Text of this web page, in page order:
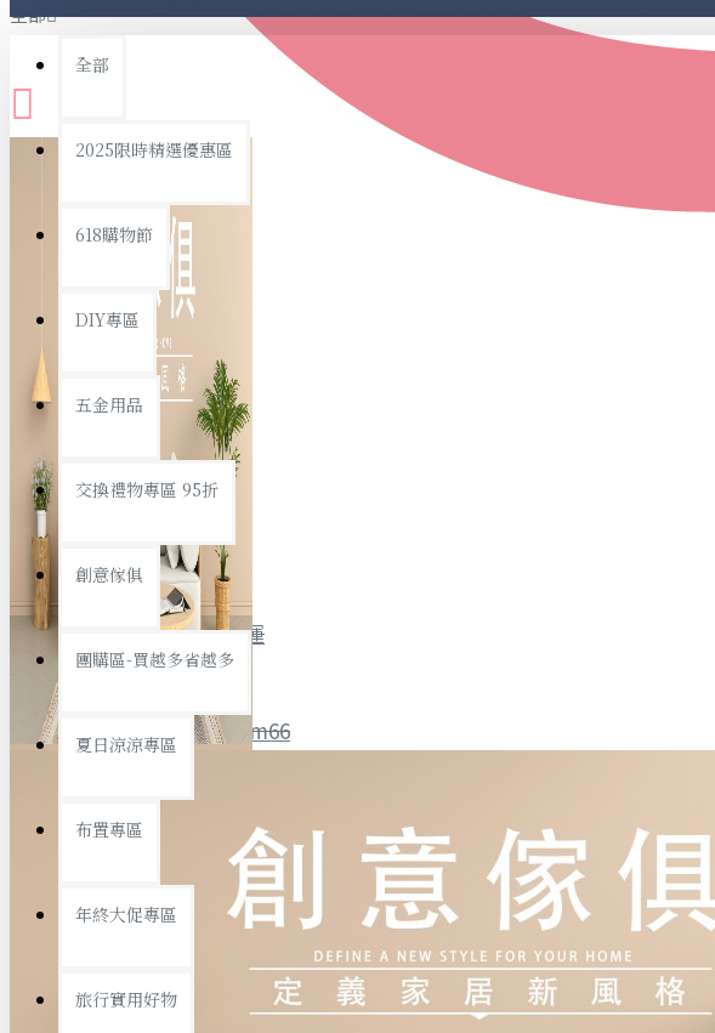
全館限時滿799免運
聯絡我們 ID : @ym66
優惠活動 最新活動
文具收納
書寫用品
衛浴用品
個人衛浴用品
浴室置物/收納
旅行收納
汽機車用品
查看更多
全部
全部
2025限時精選優惠區
618購物節
DIY專區
五金用品
交換禮物專區 95折
創意傢俱
團購區-買越多省越多
夏日涼涼專區
布置專區
年終大促專區
旅行實用好物